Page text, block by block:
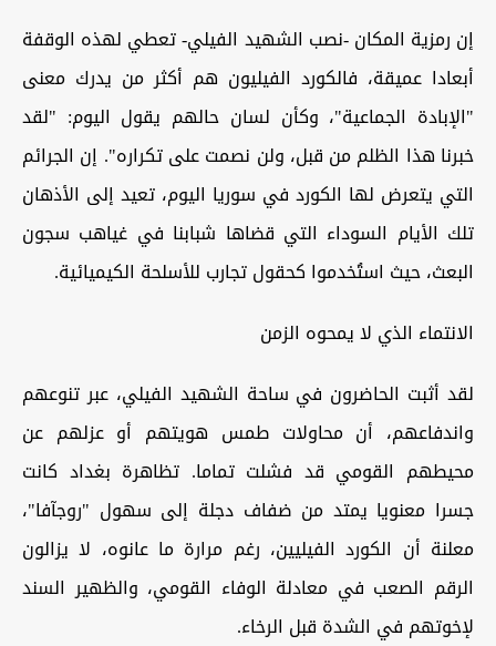
إن رمزية المكان -نصب الشهيد الفيلي- تعطي لهذه الوقفة
أبعادا عميقة، فالكورد الفيليون هم أكثر من يدرك معنى
"الإبادة الجماعية"، وكأن لسان حالهم يقول اليوم: "لقد
خبرنا هذا الظلم من قبل، ولن نصمت على تكراره". إن الجرائم
التي يتعرض لها الكورد في سوريا اليوم، تعيد إلى الأذهان
تلك الأيام السوداء التي قضاها شبابنا في غياهب سجون
البعث، حيث استُخدموا كحقول تجارب للأسلحة الكيميائية.
الانتماء الذي لا يمحوه الزمن
لقد أثبت الحاضرون في ساحة الشهيد الفيلي، عبر تنوعهم
واندفاعهم، أن محاولات طمس هويتهم أو عزلهم عن
محيطهم القومي قد فشلت تماما. تظاهرة بغداد كانت
جسرا معنويا يمتد من ضفاف دجلة إلى سهول "روجآفا"،
معلنة أن الكورد الفيليين، رغم مرارة ما عانوه، لا يزالون
الرقم الصعب في معادلة الوفاء القومي، والظهير السند
لإخوتهم في الشدة قبل الرخاء.